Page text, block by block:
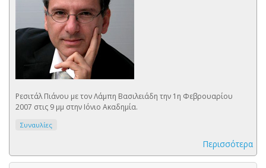
Ρεσιτάλ Πιάνου με τον Λάμπη Βασιλειάδη την 1η Φεβρουαρίου
2007 στις 9 μμ στην Ιόνιο Ακαδημία.
Συναυλίες
Περισσότερα